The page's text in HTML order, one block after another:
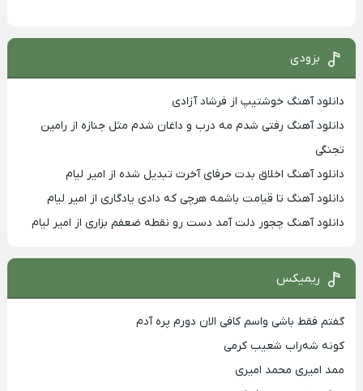
بزودی
دانلود آهنگ خوشتیپ از فرشاد آزادی
دانلود آهنگ رفتی شدم مه درب و داغان شدم مثل جنازه از رامین
تجنگی
دانلود آهنگ اخلاق بدت حرفای آخرت تبدیل شده از امیر لیام
دانلود آهنگ تا قیامت باشمه هرچی که دادی یادگاری از امیر لیام
دانلود آهنگ چجور دلت آمد دست رو نقطه ضعفم بزاری از امیر لیام
ریمیکس
گفتم فقط باشی واسم کافی الان دورم پره آدم
کونه شه‌راب شعیب کرمی
ممد امیری محمد امیری